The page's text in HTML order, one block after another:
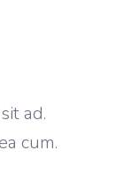
ad.
cum.